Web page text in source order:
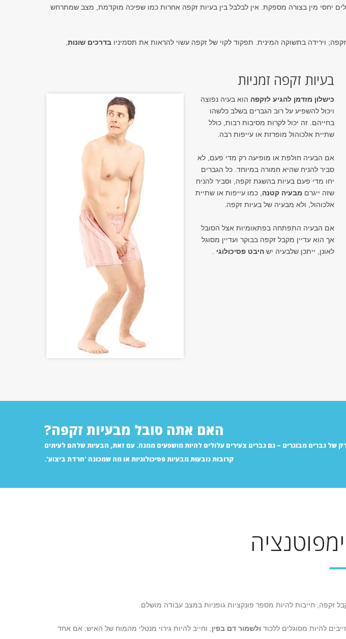
יחסי מין בצורה מספקת. אין לבלבל בין בעיות זקפה אחרות כמו שפיכה מוקדמת, מצב שמתרחש
וירידה בתשוקה המינית. תפקוד לקוי של זקפה עשוי להראות את תסמיניו בדרכים שונות
בעיות זקפה זמניות
כישלון מזדמן להגיע לזקפה הוא בעיה נפוצה
ויכול להשפיע על רוב הגברים בשלב כלשהו
בחייהם. זה יכול לקרות מסיבות רבות, כולל
שתיית אלכוהול מופרזת או עייפות רבה.
אם הבעיה חולפת או מופיעה רק מדי פעם, לא
סביר להניח שהיא חמורה במיוחד. כל הגברים
יחו מדי פעם בעיות בהשגת זקפה, וסביר להניח
שזה ייגרם מבעיה קטנה , כמו עייפות או שתיית
אלכוהול, ולא מבעיה של בעיות זקפה.
אם הבעיה התפתחה בפתאומיות אצל הסובל
אך הוא עדיין מקבל זקפה בבוקר ועדיין מסוגל
לאונן, ייתכן שלבעיה ישהיבט פסיכולוגי
האם אתה סובל מבעיות זקפה?
של גברים מבוגרים – גם גברים צעירים עלולים להיות מושפעים ממנה. עם זאת, הבעיות שלהם לעיתים
קרובות נובעות מבעיות פסיכולוגיות או מה שמכונה 'חרדת ביצוע'.
זקפה, חייבות להיות מספר פונקציות גופניות במצב עבודה מושלם.
להיות מסוגלים ללכוד ולשמור דם בפין; וחייב להיות גירוי מנטלי מהמוח של האיש. אם אחד